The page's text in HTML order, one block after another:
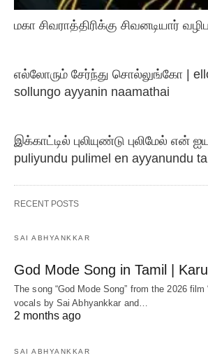
மகா சிவராத்திரிக்கு சிவனடியார்
எல்லோரும் சேர்ந்து சொல்லுங்கோ |
sollungo ayyanin naamathai
இக்காட்டில் புலியுண்டு புலிமேல் என்
puliyundu pulimel en ayyanundu
RECENT POSTS
SAI ABHYANKKAR
God Mode Song in Tamil |
The song “God Mode Song” from the 2026 film
vocals by Sai Abhyankkar‬ and…
2 months ago
SAI ABHYANKKAR